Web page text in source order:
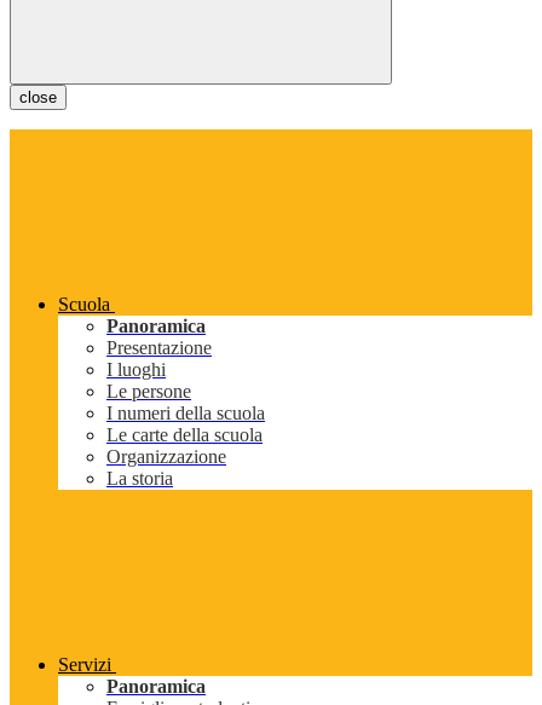
close
Scuola
Panoramica
Presentazione
I luoghi
Le persone
I numeri della scuola
Le carte della scuola
Organizzazione
La storia
Servizi
Panoramica